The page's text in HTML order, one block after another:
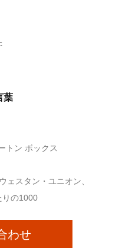
葉
トン ボックス
ェスタン・ユニオン、
りの1000
わせ